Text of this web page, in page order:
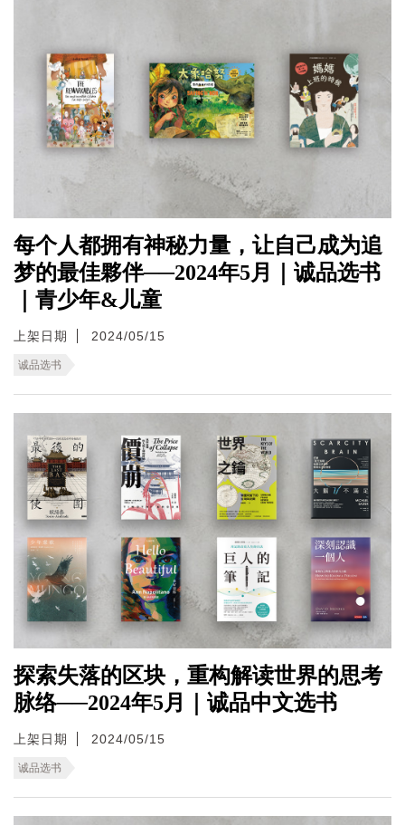
每个人都拥有神秘力量，让自己成为追
梦的最佳夥伴──2024年5月｜诚品选书
｜青少年&儿童
上架日期 2024/05/15
诚品选书
探索失落的区块，重构解读世界的思考
脉络──2024年5月｜诚品中文选书
上架日期 2024/05/15
诚品选书